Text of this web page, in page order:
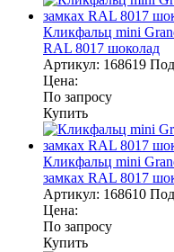
Кликфальц mini
RAL 8017 шоколад
Артикул: 168619 Под
Цена:
По запросу
Купить
Кликфальц mini
замках RAL 8017
Артикул: 168610 Под
Цена:
По запросу
Купить